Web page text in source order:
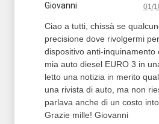
Giovanni 01/
Ciao a tutti, chissà se
precisione dove rivolgermi
dispositivo anti-inquinamento
mia auto diesel EURO 3 in
letto una notizia in merito
una rivista di auto, ma non
parlava anche di un costo
Grazie mille! Giovanni